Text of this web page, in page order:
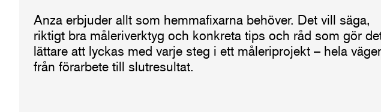
Anza erbjuder allt som hemmafixarna behöver. Det vill säga,
riktigt bra måleriverktyg och konkreta tips och råd som gör
lättare att lyckas med varje steg i ett måleriprojekt – hela
från förarbete till slutresultat.